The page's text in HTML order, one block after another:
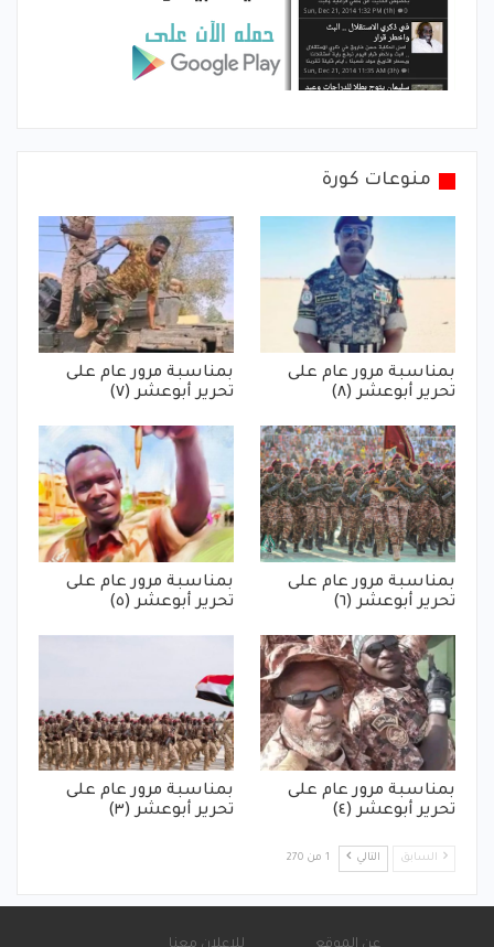
منوعات كورة
بمناسبة مرور عام على
تحرير أبوعشر (٨)
بمناسبة مرور عام على
تحرير أبوعشر (٧)
بمناسبة مرور عام على
تحرير أبوعشر (٦)
بمناسبة مرور عام على
تحرير أبوعشر (٥)
بمناسبة مرور عام على
تحرير أبوعشر (٤)
بمناسبة مرور عام على
تحرير أبوعشر (٣)
السابق التالي 1 من 270